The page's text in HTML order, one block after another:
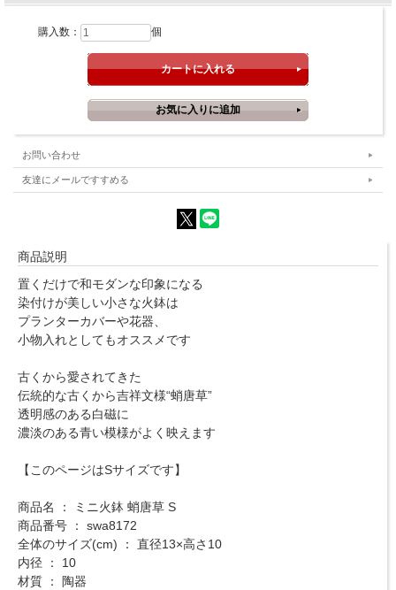
購入数： 個
お問い合わせ
友達にメールですすめる
商品説明
置くだけで和モダンな印象になる
染付けが美しい小さな火鉢は
プランターカバーや花器、
小物入れとしてもオススメです
古くから愛されてきた
伝統的な古くから吉祥文様“蛸唐草”
透明感のある白磁に
濃淡のある青い模様がよく映えます
【このページはSサイズです】
商品名 ： ミニ火鉢 蛸唐草 S
商品番号 ： swa8172
全体のサイズ(cm) ： 直径13×高さ10
内径 ： 10
材質 ： 陶器